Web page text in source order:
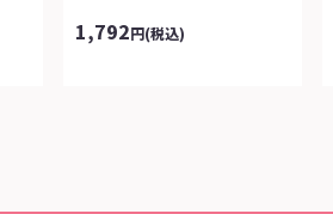
1,792円(税込)